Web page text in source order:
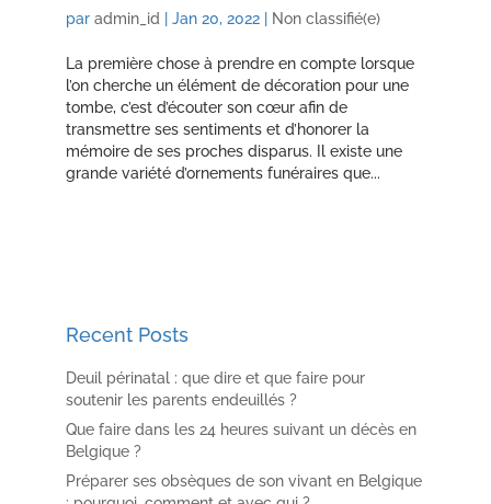
par admin_id Jan 20, 2022| Non classifié(e)
La première chose à prendre en compte lorsque
l’on cherche un élément de décoration pour une
tombe, c’est d’écouter son cœur afin de
transmettre ses sentiments et d’honorer la
mémoire de ses proches disparus. Il existe une
grande variété d’ornements funéraires que...
Recent Posts
Deuil périnatal : que dire et que faire pour
soutenir les parents endeuillés ?
Que faire dans les 24 heures suivant un décès en
Belgique ?
Préparer ses obsèques de son vivant en Belgique